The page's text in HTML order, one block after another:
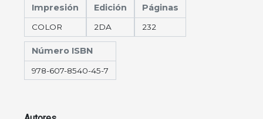
Impresión
COLOR
Edición
2DA
Páginas
232
Número ISBN
978-607-8540-45-7